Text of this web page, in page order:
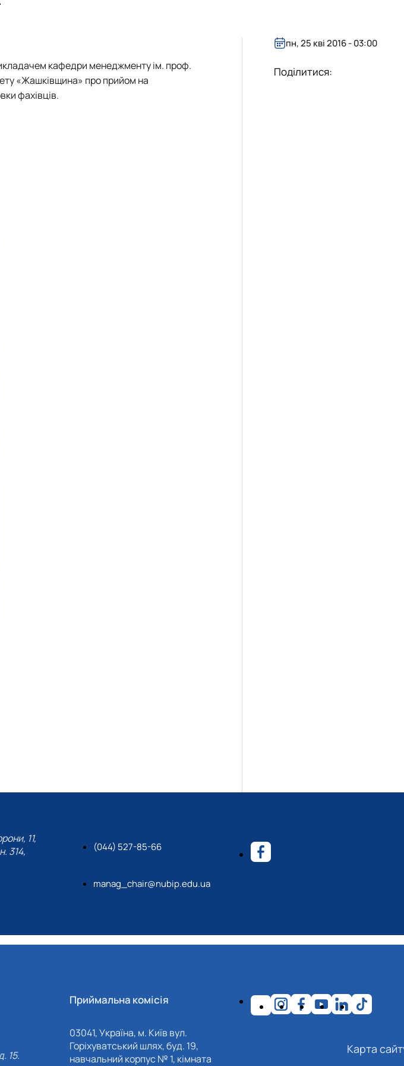
школа О.Д. Гудзинського «Управління соціально-економічними системами»
кафедри менеджменту ім. проф.
«Жашківщина» про прийом на
фахівців.
пн, 25 кві 2016 - 03:00
Поділитися:
11,
314,
(044) 527-85-66
manag_chair@nubip.edu.ua
15.
Приймальна комісія
03041, Україна, м. Київ вул.
Горіхуватський шлях, буд. 19,
навчальний корпус № 1, кімната
Карта